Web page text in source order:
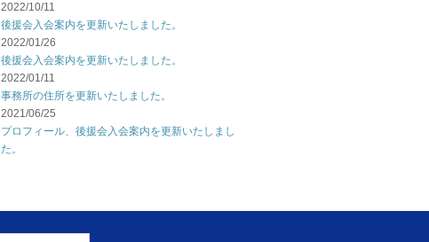
2022/10/11
後援会入会案内を更新いたしました。
2022/01/26
後援会入会案内を更新いたしました。
2022/01/11
事務所の住所を更新いたしました。
2021/06/25
プロフィール、後援会入会案内を更新いたしまし
た。